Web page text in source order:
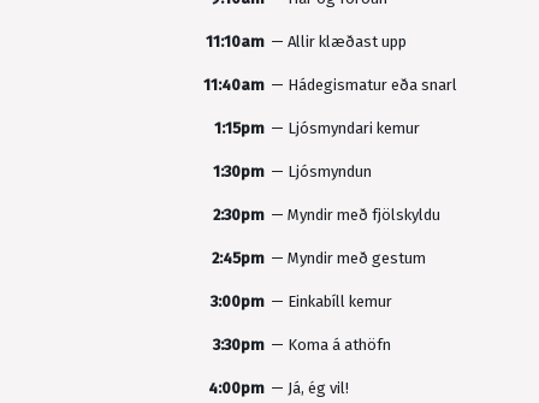
11:10am —Allir klæðast upp
11:40am — Hádegismatur eða snarl
1:15pm — Ljósmyndari kemur
1:30pm — Ljósmyndun
2:30pm —Myndir með fjölskyldu
2:45pm —Myndir með gestum
3:00pm — Einkabíll kemur
3:30pm — Koma á athöfn
4:00pm — Já, ég vil!